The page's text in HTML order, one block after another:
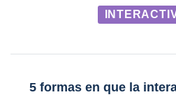
5 formas en que la